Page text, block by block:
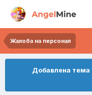
Жалоба на персонал
Добавлена